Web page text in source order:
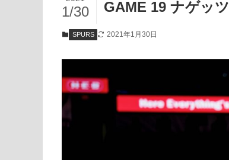
GAME 19 ナゲッツ
1/30
SPURS 2021年1月30日